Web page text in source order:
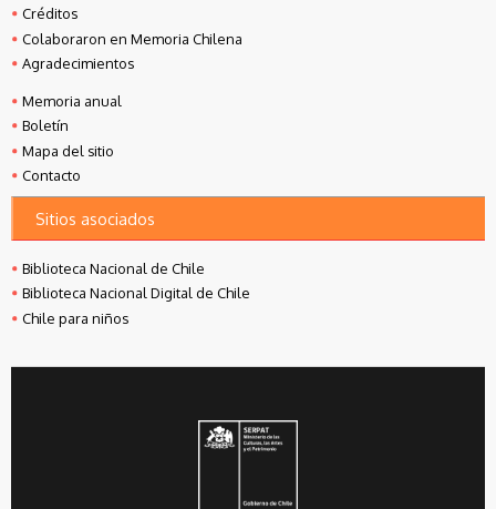
Créditos
Colaboraron en Memoria Chilena
Agradecimientos
Memoria anual
Boletín
Mapa del sitio
Contacto
Sitios asociados
Biblioteca Nacional de Chile
Biblioteca Nacional Digital de Chile
Chile para niños